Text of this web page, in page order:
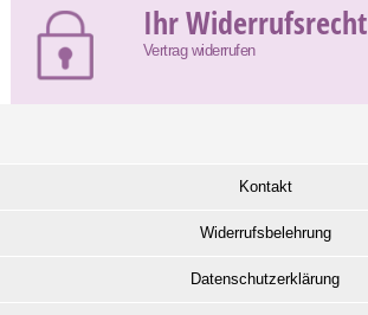
Ihr Widerrufsrecht
Vertrag widerrufen
Kontakt
Widerrufsbelehrung
Datenschutzerklärung